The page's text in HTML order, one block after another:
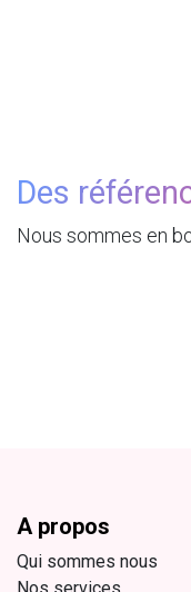
Des
Nous sommes en
A propos
Qui sommes nous